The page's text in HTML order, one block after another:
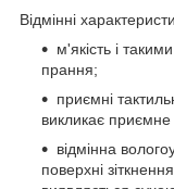
Відмінні
м'якість і
прання;
приємні
викликає приємне
відмінна
поверхні